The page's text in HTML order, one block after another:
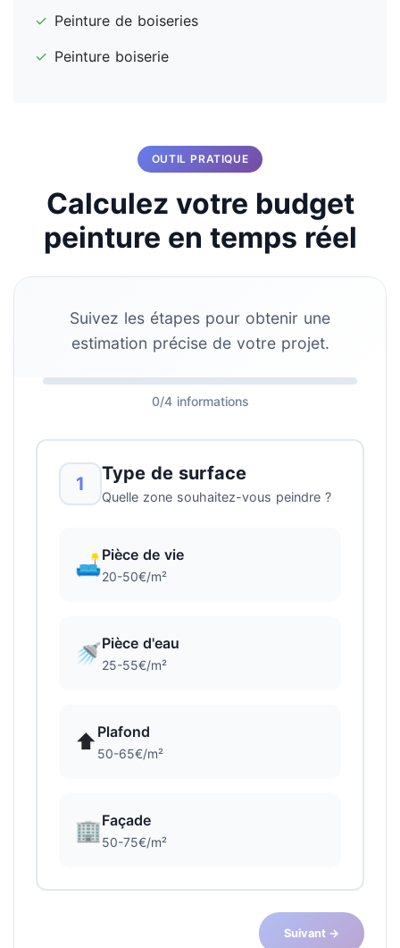
✓ Peinture de boiseries
✓ Peinture boiserie
OUTIL PRATIQUE
Calculez votre budget
peinture en temps réel
Suivez les étapes pour obtenir une
estimation précise de votre projet.
0/4 informations
1 Type de surface
Quelle zone souhaitez-vous peindre ?
🛋️Pièce de vie
20-50€/m²
🚿Pièce d'eau
25-55€/m²
⬆️ Plafond
50-65€/m²
🏢Façade
50-75€/m²
Suivant →